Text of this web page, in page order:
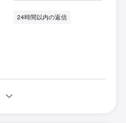
24時間以内の返信